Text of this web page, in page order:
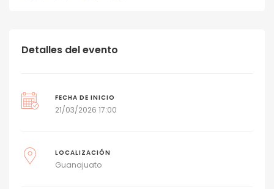
Detalles del evento
FECHA DE INICIO
21/03/2026 17:00
LOCALIZACIÓN
Guanajuato